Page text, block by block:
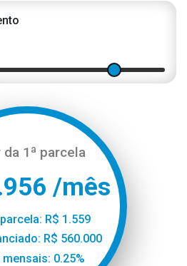
da 1ª parcela
/mês
R$ 1.559
R$ 560.000
0.25%